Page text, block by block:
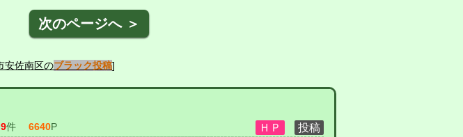
次のページへ ＞
安佐南区のブラック投稿]
9件 6640P